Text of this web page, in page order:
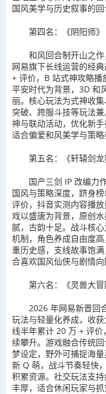
国风美学与历史叙事的回
第四名：《阴阳师》
和风回合制开山之
网易旗下长线运营的经
+ 评价，B 站式神攻略
平安时代为背景，3D 和
丽。核心玩法为式神收
突破、跨服斗技等玩法
神与联动活动，优化新
适合偏爱和风美学与策略
第五名：《轩辕剑龙
国产三剑 IP 改编力
国风与策略深度，跻身
评价，抖音实测内容播
戏以盛唐为背景，原创
腻，古韵十足。战斗核
机制，角色养成自由度
重历史感，支线故事饱
合喜欢国风仙侠与剧情向
第六名：《灵兽大冒
2026 年网易新晋回
玩法与轻量化养成，收
线半年累计 20 万 + 评
续攀升。游戏融合传统
梦设定，野外可捕捉海
新 Q 萌，战斗节奏轻快
积累资源。社交玩法支
丰厚，适合休闲玩家与抓